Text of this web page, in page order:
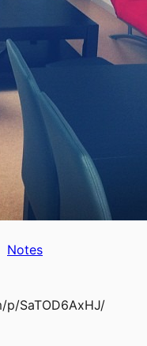
Notes
SaTOD6AxHJ/